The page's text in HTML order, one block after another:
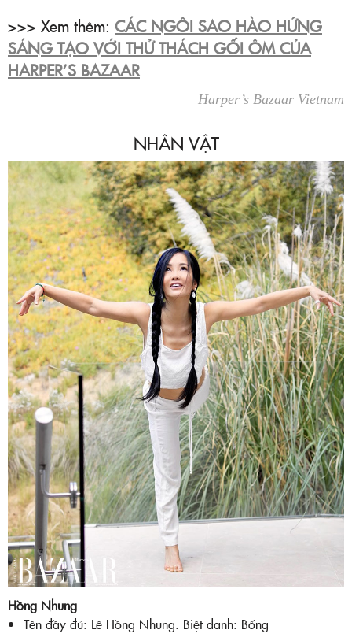
>>> Xem thêm: CÁC NGÔI SAO HÀO HỨNG
SÁNG TẠO VỚI THỬ THÁCH GỐI ÔM CỦA
HARPER’S BAZAAR
Harper’s Bazaar Vietnam
NHÂN VẬT
Hồng Nhung
Tên đầy đủ: Lê Hồng Nhung. Biệt danh: Bống